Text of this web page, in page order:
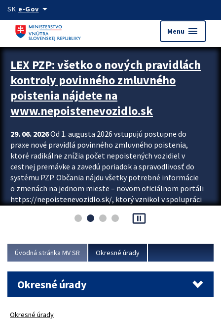
Preskocit na hlavný obsah
SK e-Govarrow_drop_down
Menu menu
Zastavit automatický posun upútavok
LEX PZP: všetko o nových pravidlách
kontroly povinného zmluvného
poistenia nájdete na
www.nepoistenevozidlo.sk
29. 06. 2026Od 1. augusta 2026 vstupujú postupne do
praxe nové pravidlá povinného zmluvného poistenia,
ktoré radikálne znížia počet nepoistených vozidiel v
cestnej premávke a zavedú poriadok a spravodlivosť do
systému PZP. Občania nájdu všetky potrebné informácie
o zmenách na jednom mieste – novom oficiálnom portáli
https://nepoistenevozidlo.sk/, ktorý vznikol v spolupráci
asociácie poisťovní (SLASPO) a Ministerstva vnútra SR.
Viac
pause_presentation
Úvodná stránka MV SR Okresné úrady
Okresné úrady
Okresné úrady